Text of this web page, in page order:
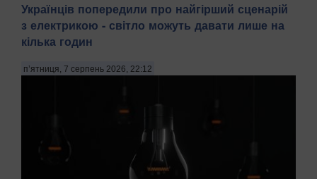
Українців попередили про найгірший сценарій
з електрикою - світло можуть давати лише на
кілька годин
п’ятниця, 7 серпень 2026, 22:12